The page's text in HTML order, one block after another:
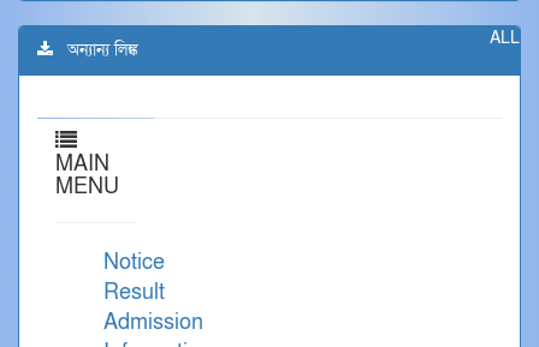
ALL
অন্যান্য লিঙ্ক
MAIN
MENU
Notice
Result
Admission